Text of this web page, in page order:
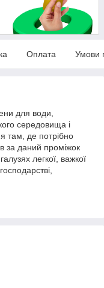
Оплата Умови
для води,
середовища і
там, де потрібно
за даний проміжок
легкої, важкої